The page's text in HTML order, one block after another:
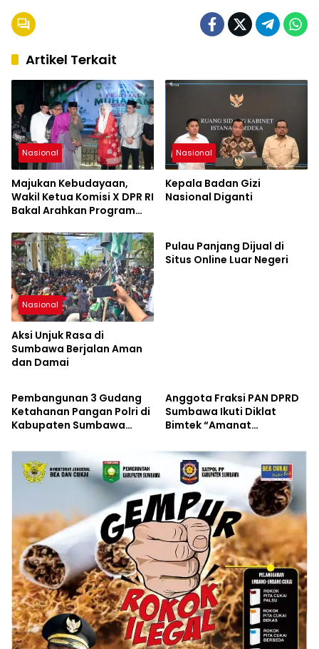
Artikel Terkait
Nasional
Majukan Kebudayaan,
Wakil Ketua Komisi X DPR RI
Bakal Arahkan Program
Nasional
Kepala Badan Gizi
Nasional Diganti
Nasional
Aksi Unjuk Rasa di
Sumbawa Berjalan Aman
dan Damai
Pulau Panjang Dijual di
Situs Online Luar Negeri
Ekonomi
Pembangunan 3 Gudang
Ketahanan Pangan Polri di
Kabupaten Sumbawa
Anggota Fraksi PAN DPRD
Sumbawa Ikuti Diklat
Bimtek “Amanat